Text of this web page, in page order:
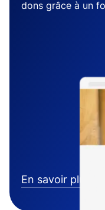
dons grâce à un
En savoir plus